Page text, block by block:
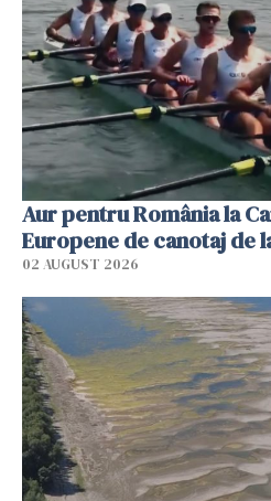
Aur pentru România la
Europene de canotaj de
02 AUGUST 2026